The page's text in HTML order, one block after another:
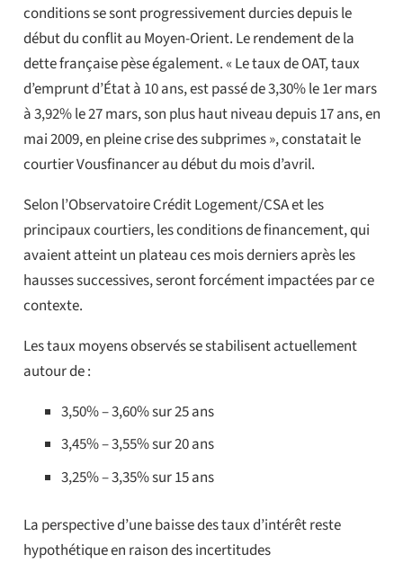
conditions se sont progressivement durcies depuis le
début du conflit au Moyen-Orient. Le rendement de la
dette française pèse également. « Le taux de OAT, taux
d’emprunt d’État à 10 ans, est passé de 3,30% le 1er mars
à 3,92% le 27 mars, son plus haut niveau depuis 17 ans, en
mai 2009, en pleine crise des subprimes », constatait le
courtier Vousfinancer au début du mois d’avril.
Selon l’Observatoire Crédit Logement/CSA et les
principaux courtiers, les conditions de financement, qui
avaient atteint un plateau ces mois derniers après les
hausses successives, seront forcément impactées par ce
contexte.
Les taux moyens observés se stabilisent actuellement
autour de :
3,50% – 3,60% sur 25 ans
3,45% – 3,55% sur 20 ans
3,25% – 3,35% sur 15 ans
La perspective d’une baisse des taux d’intérêt reste
hypothétique en raison des incertitudes